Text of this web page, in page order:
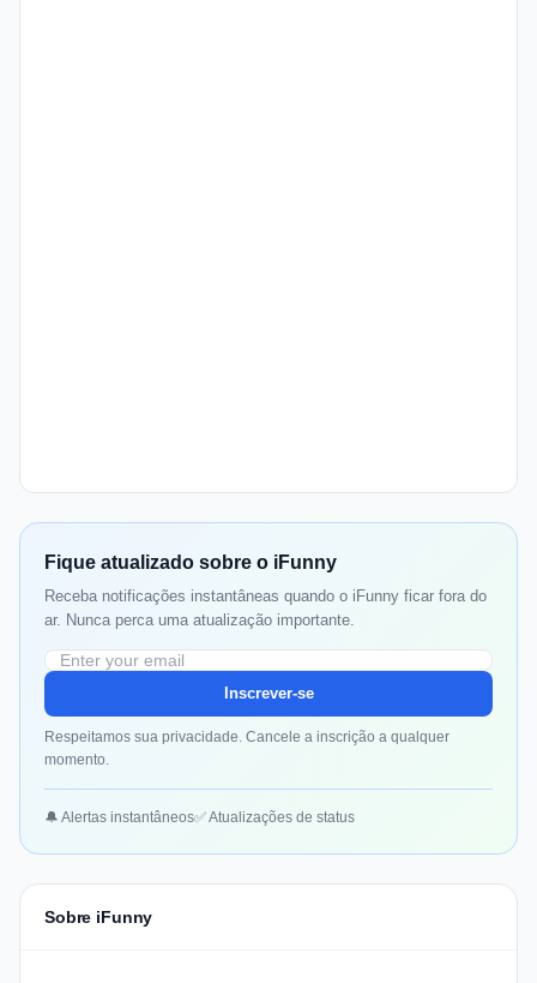
Fique atualizado sobre o iFunny
Receba notificações instantâneas quando o iFunny ficar fora do
ar. Nunca perca uma atualização importante.
Inscrever-se
Respeitamos sua privacidade. Cancele a inscrição a qualquer
momento.
🔔 Alertas instantâneos✅ Atualizações de status
Sobre iFunny